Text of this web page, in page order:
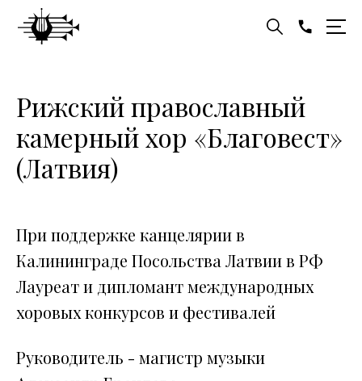
Рижский православный
камерный хор «Благовест»
(Латвия)
При поддержке канцелярии в
Калининграде Посольства Латвии в РФ
Лауреат и дипломант международных
хоровых конкурсов и фестивалей
Руководитель - магистр музыки